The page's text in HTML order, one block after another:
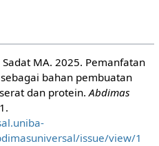
MA. 2025. Pemanfatan
bahan pembuatan
dan protein.Abdimas
issue/view/1